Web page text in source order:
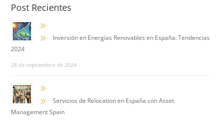
Post Recientes
9
9
Inversión en Energías Renovables en España: Tendencias
2024
28 de septiembre de 2024
9
9
Servicios de Relocation en España con Asset
Management Spain